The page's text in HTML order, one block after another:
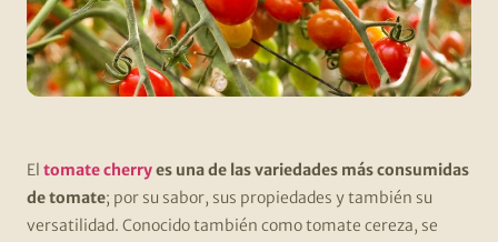
El tomate cherryes una de las variedades más consumidas
de tomate; por su sabor, sus propiedades y también su
versatilidad. Conocido también como tomate cereza, se